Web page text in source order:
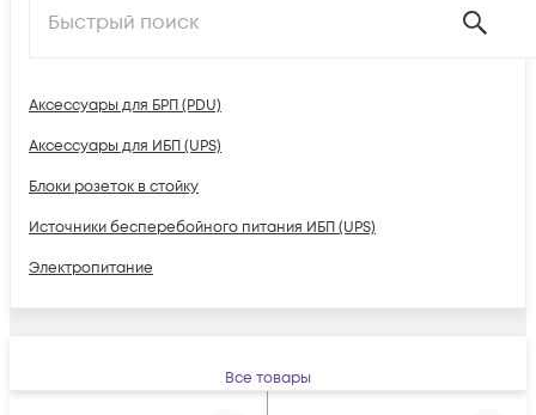
Аксессуары для БРП (PDU)
Аксессуары для ИБП (UPS)
Блоки розеток в стойку
Источники бесперебойного питания ИБП (UPS)
Электропитание
Все товары